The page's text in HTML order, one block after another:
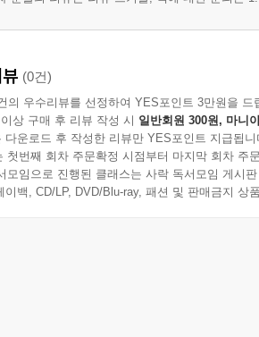
(0건)
의 우수리뷰를 선정하여 YES포인트 3만원을 드
상 구매 후 리뷰 작성 시 일반회원 300원, 마니
다운로드 후 작성한 리뷰만 YES포인트 지급됩니
첫번째 회차 주문확정 시점부터 마지막 회차 주
모임으로 진행된 클래스는 사락 독서모임 게시
이백, CD/LP, DVD/Blu-ray, 패션 및 판매금지 상